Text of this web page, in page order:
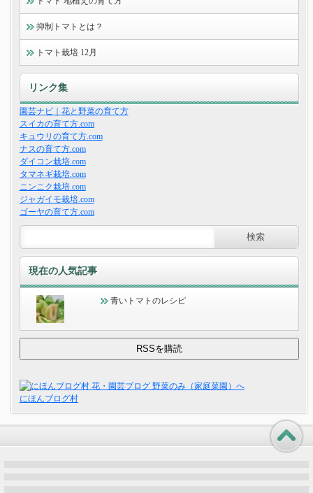
抑制トマトとは？
トマト栽培 12月
リンク集
園芸ナビ｜花と野菜の育て方
スイカの育て方.com
キュウリの育て方.com
ナスの育て方.com
ダイコン栽培.com
タマネギ栽培.com
ニンニク栽培.com
ジャガイモ栽培.com
ゴーヤの育て方.com
現在の人気記事
青いトマトのレシピ
にほんブログ村